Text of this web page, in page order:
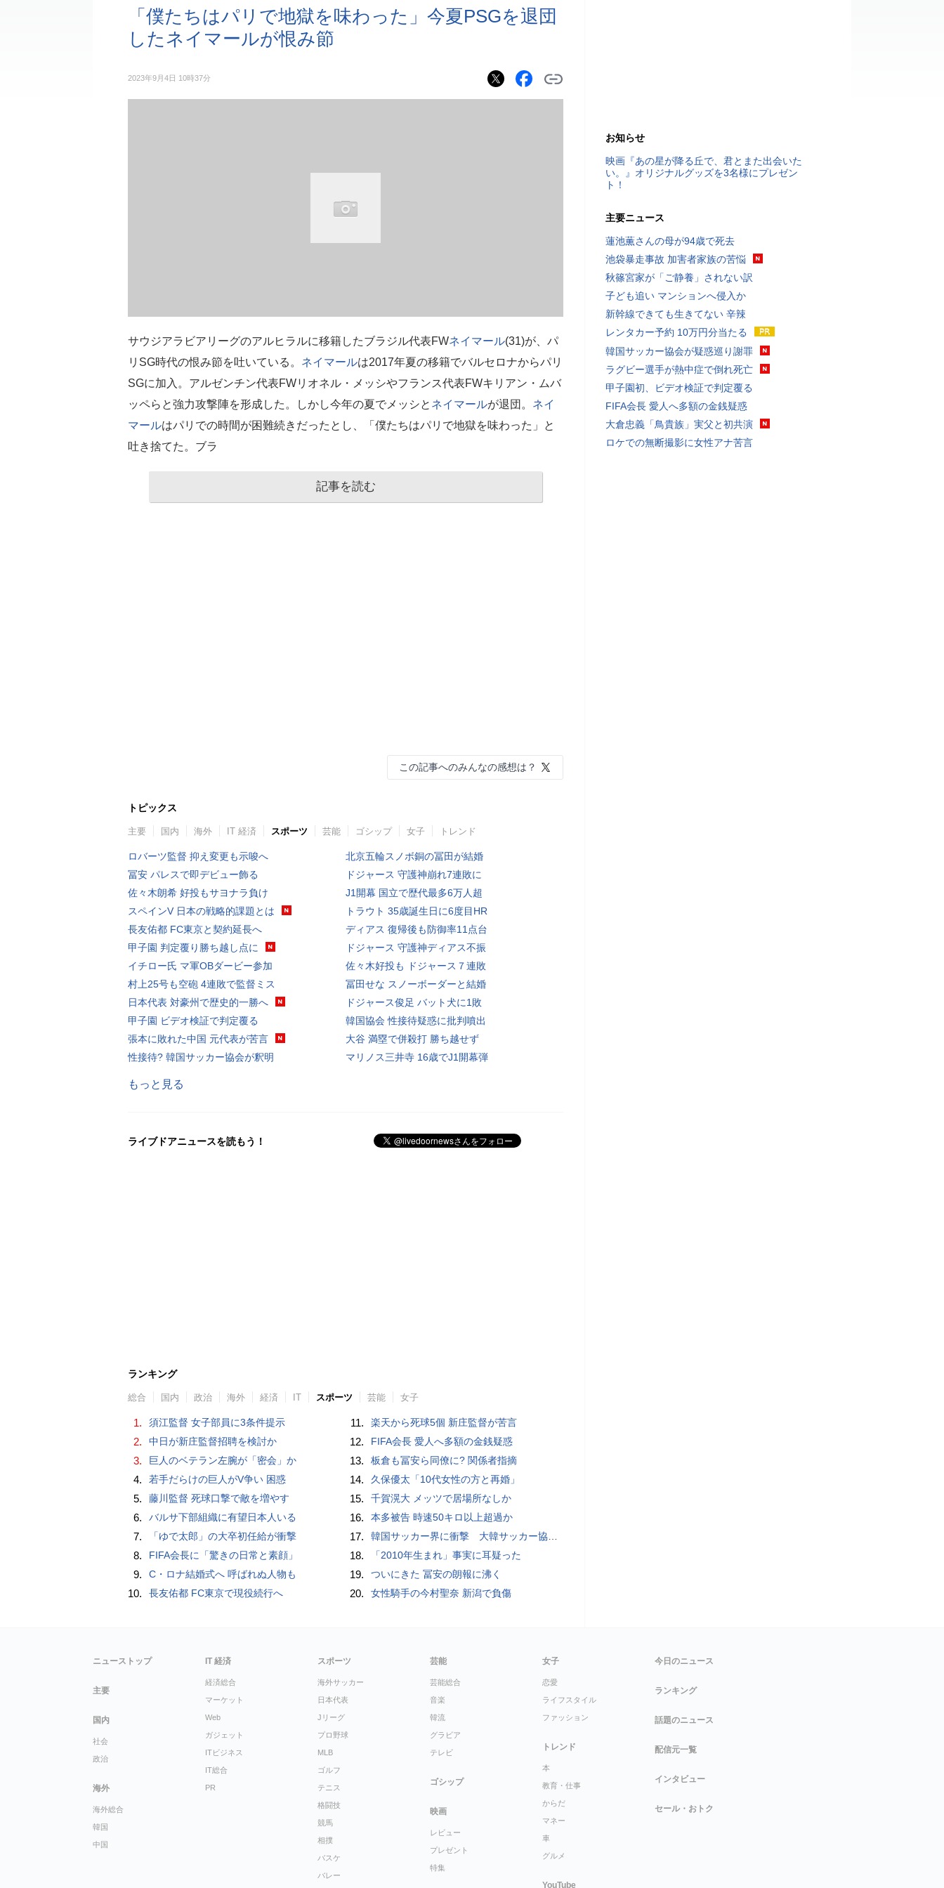
「僕たちはパリで地獄を味わった」今夏PSGを退団
したネイマールが恨み節
2023年9月4日 10時37分
サウジアラビアリーグのアルヒラルに移籍したブラジル代表FWネイマール(31)が、パ
リSG時代の恨み節を吐いている。 ネイマールは2017年夏の移籍でバルセロナからパリ
SGに加入。アルゼンチン代表FWリオネル・メッシやフランス代表FWキリアン・ムバ
ッペらと強力攻撃陣を形成した。しかし今年の夏でメッシと ネイマールが退団。 ネイ
マールはパリでの時間が困難続きだったとし、「僕たちはパリで地獄を味わった」と
吐き捨てた。ブラ
記事を読む
この記事へのみんなの感想は？
トピックス
主要 国内 海外 IT 経済 スポーツ 芸能 ゴシップ 女子 トレンド
ロバーツ監督 抑え変更も示唆へ
冨安 パレスで即デビュー飾る
佐々木朗希 好投もサヨナラ負け
スペインV 日本の戦略的課題とは
長友佑都 FC東京と契約延長へ
甲子園 判定覆り勝ち越し点に
イチロー氏 マ軍OBダービー参加
村上25号も空砲 4連敗で監督ミス
日本代表 対豪州で歴史的一勝へ
甲子園 ビデオ検証で判定覆る
張本に敗れた中国 元代表が苦言
性接待? 韓国サッカー協会が釈明
北京五輪スノボ銅の冨田が結婚
ドジャース 守護神崩れ7連敗に
J1開幕 国立で歴代最多6万人超
トラウト 35歳誕生日に6度目HR
ディアス 復帰後も防御率11点台
ドジャース 守護神ディアス不振
佐々木好投も ドジャース７連敗
冨田せな スノーボーダーと結婚
ドジャース俊足 バット犬に1敗
韓国協会 性接待疑惑に批判噴出
大谷 満塁で併殺打 勝ち越せず
マリノス三井寺 16歳でJ1開幕弾
もっと見る
ライブドアニュースを読もう！
ランキング
総合 国内 政治 海外 経済 IT スポーツ 芸能 女子
1. 須江監督 女子部員に3条件提示
2. 中日が新庄監督招聘を検討か
3. 巨人のベテラン左腕が「密会」か
4. 若手だらけの巨人がV争い 困惑
5. 藤川監督 死球口撃で敵を増やす
6. バルサ下部組織に有望日本人いる
7. 「ゆで太郎」の大卒初任給が衝撃
8. FIFA会長に「驚きの日常と素顔」
9. C・ロナ結婚式へ 呼ばれぬ人物も
10. 長友佑都 FC東京で現役続行へ
11. 楽天から死球5個 新庄監督が苦言
12. FIFA会長 愛人へ多額の金銭疑惑
13. 板倉も冨安ら同僚に? 関係者指摘
14. 久保優太「10代女性の方と再婚」
15. 千賀滉大 メッツで居場所なしか
16. 本多被告 時速50キロ以上超過か
17. 韓国サッカー界に衝撃 大韓サッカー協会に外国人審判への“性的接待”疑惑 韓国メディアが報道
18. 「2010年生まれ」事実に耳疑った
19. ついにきた 冨安の朗報に沸く
20. 女性騎手の今村聖奈 新潟で負傷
お知らせ
映画『あの星が降る丘で、君とまた出会いた
い。』オリジナルグッズを3名様にプレゼン
ト！
主要ニュース
蓮池薫さんの母が94歳で死去
池袋暴走事故 加害者家族の苦悩
秋篠宮家が「ご静養」されない訳
子ども追い マンションへ侵入か
新幹線できても生きてない 辛辣
レンタカー予約 10万円分当たる
韓国サッカー協会が疑惑巡り謝罪
ラグビー選手が熱中症で倒れ死亡
甲子園初、ビデオ検証で判定覆る
FIFA会長 愛人へ多額の金銭疑惑
大倉忠義「鳥貴族」実父と初共演
ロケでの無断撮影に女性アナ苦言
ニューストップ
主要
国内
社会
政治
海外
海外総合
韓国
中国
IT 経済
経済総合
マーケット
Web
ガジェット
ITビジネス
IT総合
PR
スポーツ
海外サッカー
日本代表
Jリーグ
プロ野球
MLB
ゴルフ
テニス
格闘技
競馬
相撲
バスケ
バレー
芸能
芸能総合
音楽
韓流
グラビア
テレビ
ゴシップ
映画
レビュー
プレゼント
特集
女子
恋愛
ライフスタイル
ファッション
トレンド
本
教育・仕事
からだ
マネー
車
グルメ
YouTube
今日のニュース
ランキング
話題のニュース
配信元一覧
インタビュー
セール・おトク